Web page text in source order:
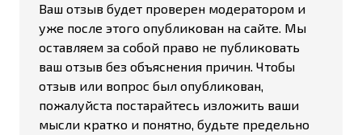
Ваш отзыв будет проверен модератором и
уже после этого опубликован на сайте. Мы
оставляем за собой право не публиковать
ваш отзыв без объяснения причин. Чтобы
отзыв или вопрос был опубликован,
пожалуйста постарайтесь изложить ваши
мысли кратко и понятно, будьте предельно